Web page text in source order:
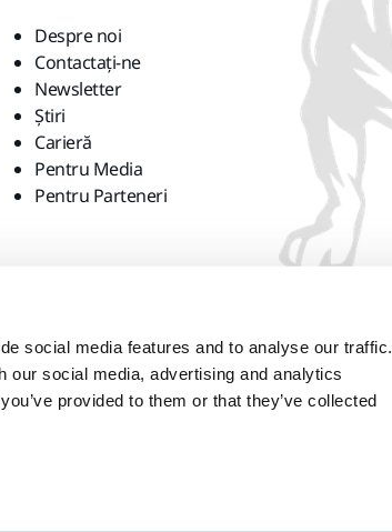
social media features and to analyse our traffic.
our social media, advertising and analytics
provided to them or that they’ve collected
Despre noi
Contactaţi-ne
Newsletter
Știri
Carieră
Pentru Media
Pentru Parteneri